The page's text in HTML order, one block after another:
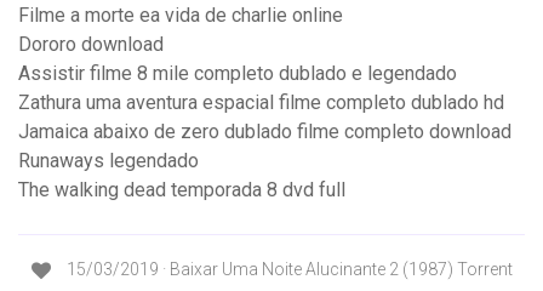
Filme a morte ea vida de charlie online
Dororo download
Assistir filme 8 mile completo dublado e legendado
Zathura uma aventura espacial filme completo dublado hd
Jamaica abaixo de zero dublado filme completo download
Runaways legendado
The walking dead temporada 8 dvd full
15/03/2019 · Baixar Uma Noite Alucinante 2 (1987) Torrent